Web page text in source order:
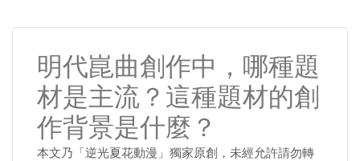
明代崑曲創作中，哪種題
材是主流？這種題材的創
作背景是什麼？
本文乃「逆光夏花動漫」獨家原創，未經允許請勿轉